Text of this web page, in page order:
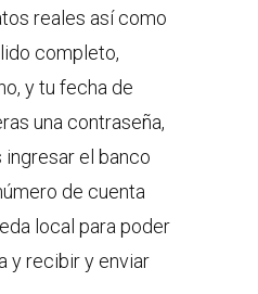
reales así como
completo,
y tu fecha de
una contraseña,
el banco
de cuenta
local para poder
y recibir y enviar